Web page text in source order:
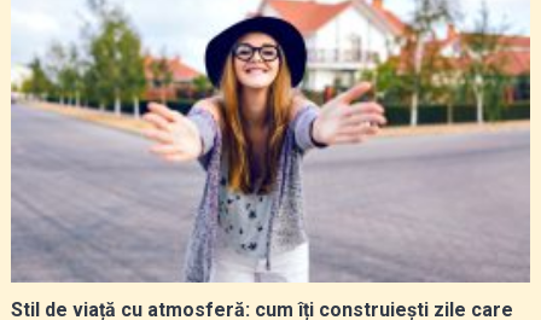
Stil de viață cu atmosferă: cum îți construiești zile care